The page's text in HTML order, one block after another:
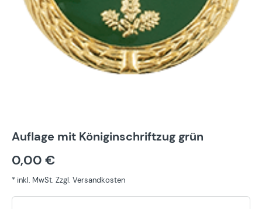
Auflage mit Königinschriftzug grün
0,00 €
* inkl. MwSt. Zzgl. Versandkosten